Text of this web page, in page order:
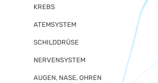
KREBS
ATEMSYSTEM
SCHILDDRÜSE
NERVENSYSTEM
AUGEN, NASE, OHREN